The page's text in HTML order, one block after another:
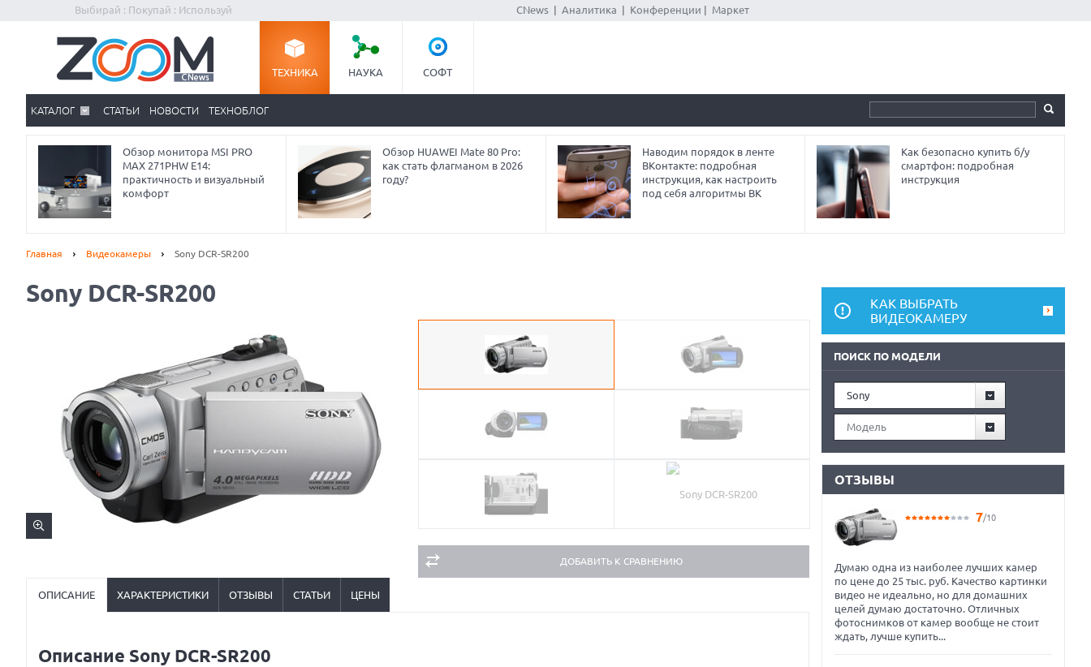
Выбирай : Покупай : Используй CNews| Аналитика Конференции Маркет
ТЕХНИКА НАУКА СОФТ
КАТАЛОГ СТАТЬИ НОВОСТИ ТЕХНОБЛОГ
Обзор монитора MSI PRO
MAX 271PHW E14:
практичность и визуальный
комфорт
Обзор HUAWEI Mate 80 Pro:
как стать флагманом в 2026
году?
Наводим порядок в ленте
ВКонтакте: подробная
инструкция, как настроить
под себя алгоритмы ВК
Как безопасно купить б/у
смартфон: подробная
инструкция
Главная Видеокамеры Sony DCR-SR200
Sony DCR-SR200
ДОБАВИТЬ К СРАВНЕНИЮ
ОПИСАНИЕ ХАРАКТЕРИСТИКИ ОТЗЫВЫ СТАТЬИ ЦЕНЫ
Описание Sony DCR-SR200
КАК ВЫБРАТЬ
ВИДЕОКАМЕРУ
ПОИСК ПО МОДЕЛИ
Sony
Модель
ОТЗЫВЫ
7/10
Думаю одна из наиболее лучших камер
по цене до 25 тыс. руб. Качество картинки
видео не идеально, но для домашних
целей думаю достаточно. Отличных
фотоснимков от камер вообще не стоит
ждать, лучше купить...